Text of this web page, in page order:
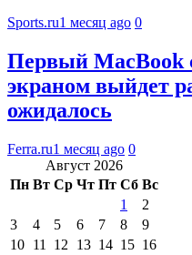
Sports.ru1 месяц ago 0
Первый MacBook
экраном выйдет
ожидалось
Ferra.ru1 месяц ago 0
Август 2026
Пн Вт Ср Чт Пт Сб Вс
1
2
3
4 5 6 7 8
9
10 11 12 13 14 15 16